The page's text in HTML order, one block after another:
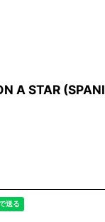
A STAR